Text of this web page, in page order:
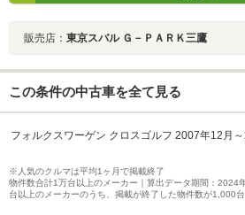
販売店： 東京スバル Ｇ－ＰＡＲＫ三鷹
この条件の中古車を全て見る
フォルクスワーゲン クロスゴルフ 2007年12月
※人気のクルマは平均1ヶ月で掲載終了
物件数合計1万台以上のメーカー｜算出データ期間：2024
台以上のメーカーのうち、掲載が終了した物件数が1,000